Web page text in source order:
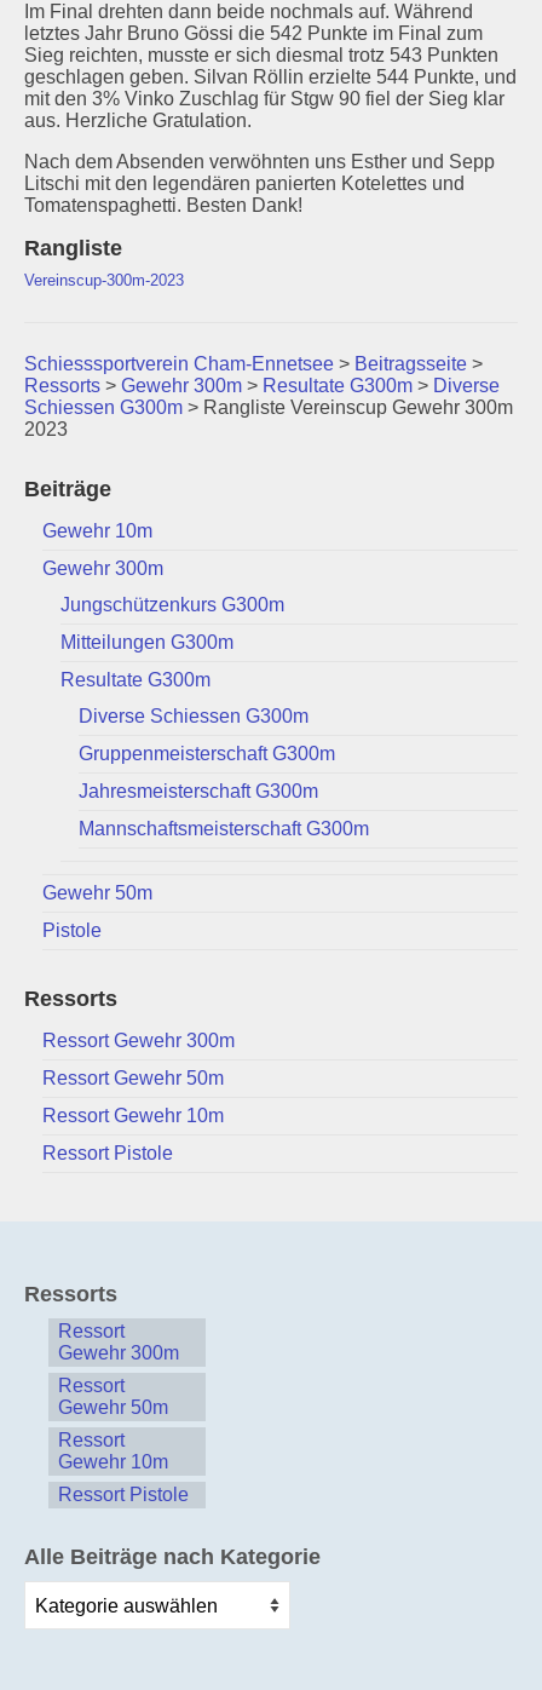
Im Final drehten dann beide nochmals auf. Während
letztes Jahr Bruno Gössi die 542 Punkte im Final zum
Sieg reichten, musste er sich diesmal trotz 543 Punkten
geschlagen geben. Silvan Röllin erzielte 544 Punkte, und
mit den 3% Vinko Zuschlag für Stgw 90 fiel der Sieg klar
aus. Herzliche Gratulation.
Nach dem Absenden verwöhnten uns Esther und Sepp
Litschi mit den legendären panierten Kotelettes und
Tomatenspaghetti. Besten Dank!
Rangliste
Vereinscup-300m-2023
Schiesssportverein Cham-Ennetsee > Beitragsseite >
Ressorts > Gewehr 300m > Resultate G300m > Diverse
Schiessen G300m > Rangliste Vereinscup Gewehr 300m
2023
Beiträge
Gewehr 10m
Gewehr 300m
Jungschützenkurs G300m
Mitteilungen G300m
Resultate G300m
Diverse Schiessen G300m
Gruppenmeisterschaft G300m
Jahresmeisterschaft G300m
Mannschaftsmeisterschaft G300m
Gewehr 50m
Pistole
Ressorts
Ressort Gewehr 300m
Ressort Gewehr 50m
Ressort Gewehr 10m
Ressort Pistole
Ressorts
Ressort
Gewehr 300m
Ressort
Gewehr 50m
Ressort
Gewehr 10m
Ressort Pistole
Alle Beiträge nach Kategorie
Beiträge
nach